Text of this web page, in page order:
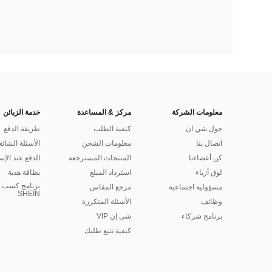
معلومات الشركة
حول شي ان
اتصال بنا
كن أعضاءنا
لوق أزياء
مسؤولية اجتماعية
وظائف
برنامج شركاء
مركز & المساعدة
كيفية الطلب
معلومات الشحن
المنتجات المسترجعة
استرداد المبلغ
مرجع المقاس
الأسئلة المتكررة
شي إن VIP
كيفية تتبع طلبك
خدمة الزبائن
طريقة الدفع
الأسئلة
الدفع عند
بطاقة هدية
برنامج كسب
SHEIN